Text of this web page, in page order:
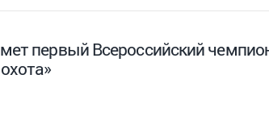
первый Всероссийский